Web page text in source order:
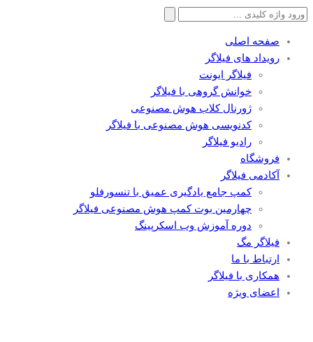
جستجو
صفحه اصلی
رویداد های فیلاگر
فیلاگر ایونت
خوانش گروهی با فیلاگر
ژورنال کلاب هوش مصنوعی
کدنویسی هوش مصنوعی با فیلاگر
رادیو فیلاگر
فروشگاه
آکادمی فیلاگر
کمپ جامع یادگیری عمیق با تنسورفلو
چهارمین بوت کمپ هوش مصنوعی فیلاگر
دوره آموزش وب اسکرپینگ
فیلاگر مگ
ارتباط با ما
همکاری با فیلاگر
اعضای ویژه